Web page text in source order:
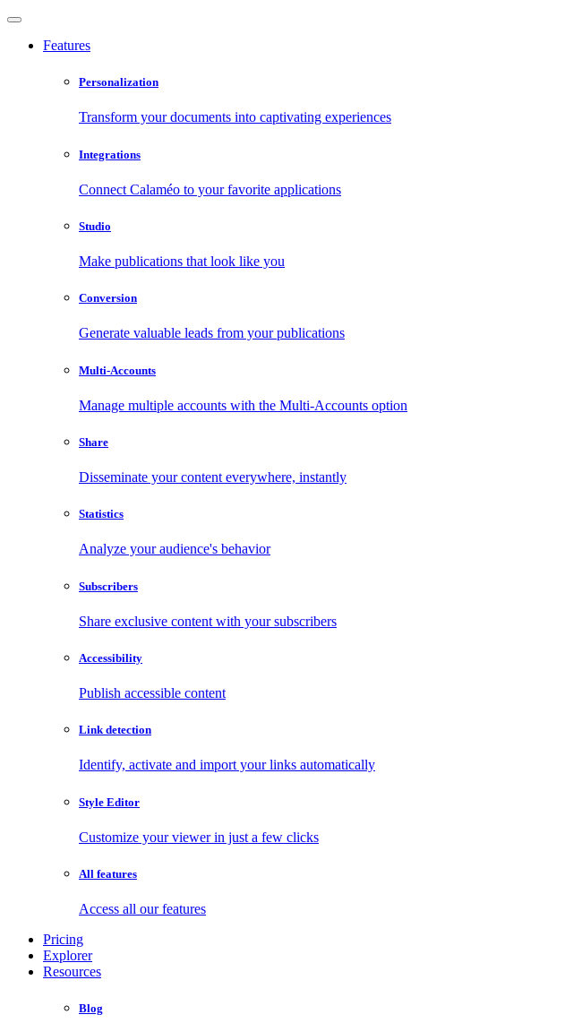
Features
Personalization
Transform your documents into captivating experiences
Integrations
Connect Calaméo to your favorite applications
Studio
Make publications that look like you
Conversion
Generate valuable leads from your publications
Multi-Accounts
Manage multiple accounts with the Multi-Accounts option
Share
Disseminate your content everywhere, instantly
Statistics
Analyze your audience's behavior
Subscribers
Share exclusive content with your subscribers
Accessibility
Publish accessible content
Link detection
Identify, activate and import your links automatically
Style Editor
Customize your viewer in just a few clicks
All features
Access all our features
Pricing
Explorer
Resources
Blog